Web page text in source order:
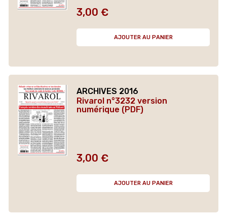
Prix
3,00 €
AJOUTER AU PANIER
ARCHIVES 2016
Rivarol n°3232 version
numérique (PDF)
Prix
3,00 €
AJOUTER AU PANIER